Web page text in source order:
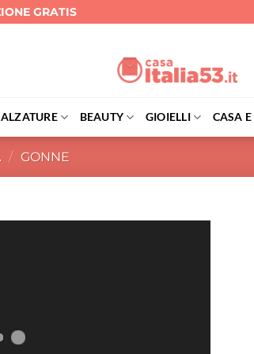
GRATIS
BEAUTY GIOIELLI CASA
/ GONNE